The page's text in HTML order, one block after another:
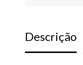
Descrição